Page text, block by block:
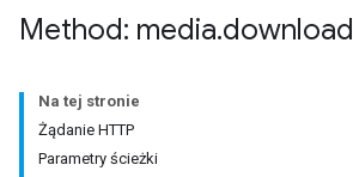
Method: media.download
Na tej stronie
Żądanie HTTP
Parametry ścieżki